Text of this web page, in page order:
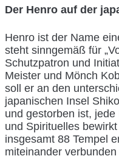
Der Henro auf der
Henro ist der Name
steht sinngemäß für
Schutzpatron und
Meister und Mönch
soll er an den
japanischen Insel
und gestorben ist,
und Spirituelles
insgesamt 88 Tempel
miteinander